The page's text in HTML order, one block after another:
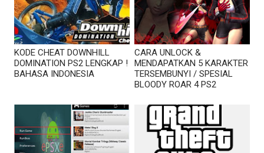
KODE CHEAT DOWNHILL
DOMINATION PS2 LENGKAP !
BAHASA INDONESIA
CARA UNLOCK &
MENDAPATKAN 5 KARAKTER
TERSEMBUNYI / SPESIAL
BLOODY ROAR 4 PS2